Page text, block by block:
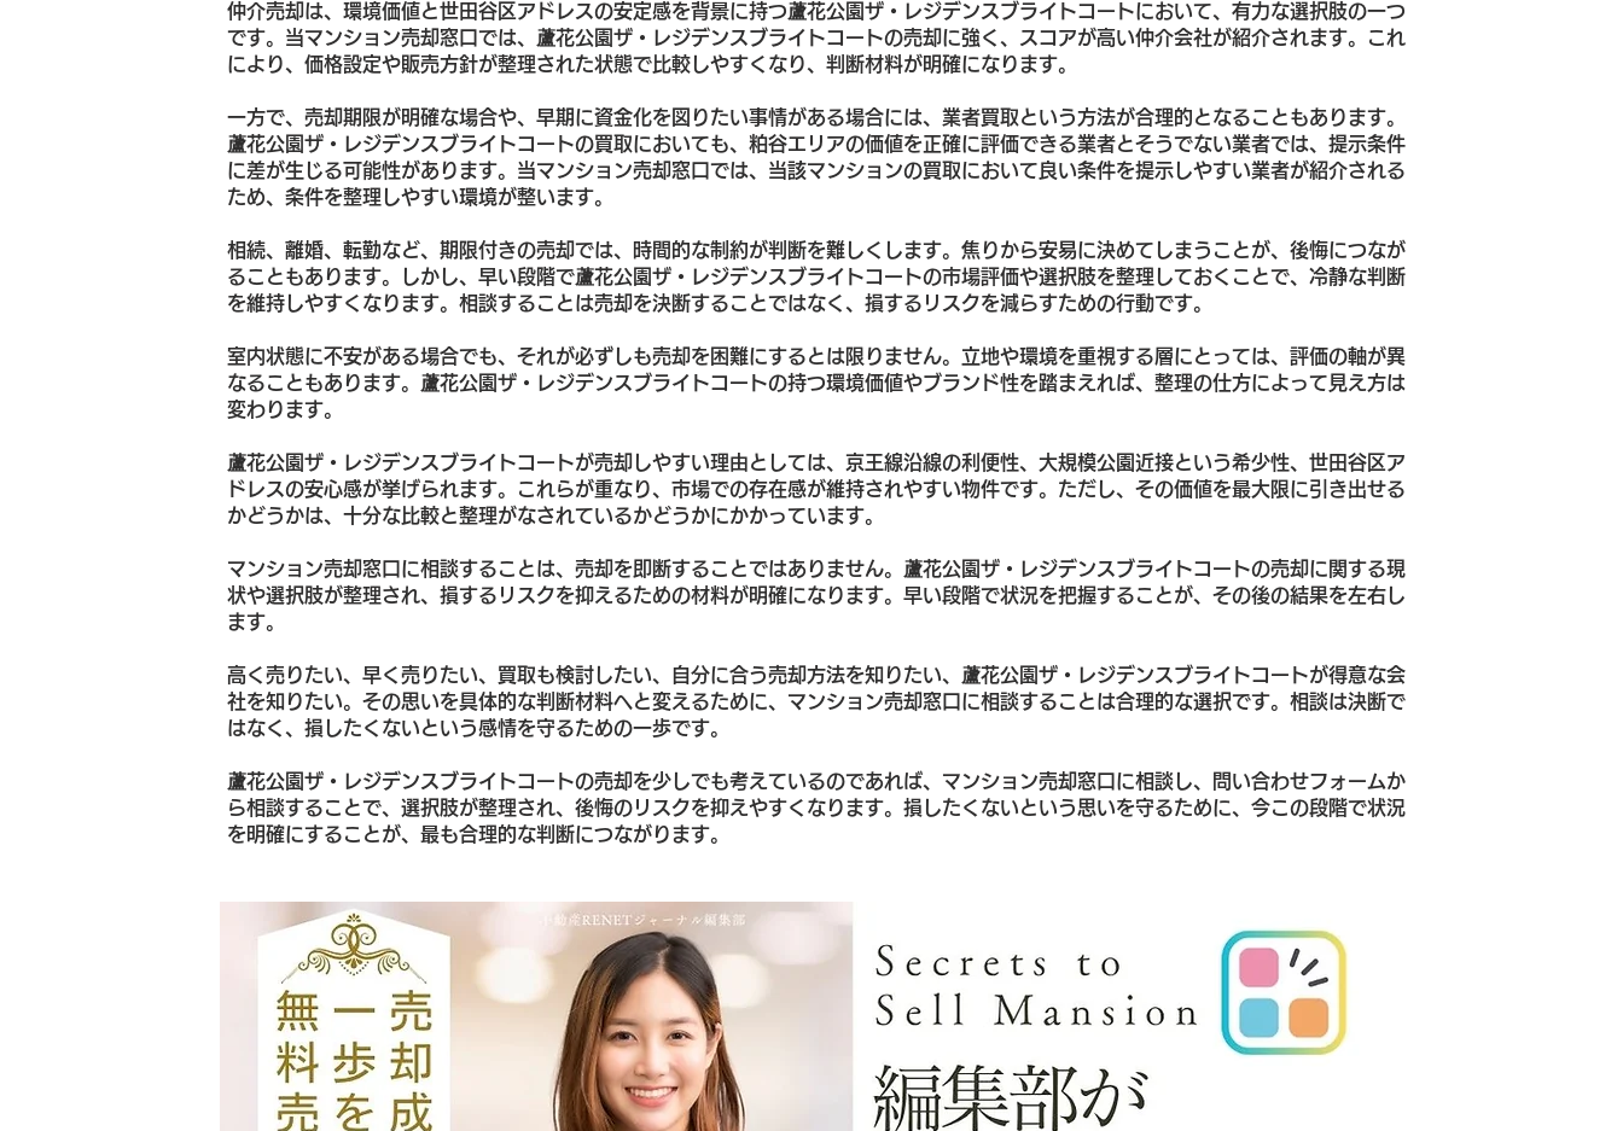
仲介売却は、環境価値と世田谷区アドレスの安定感を背景に持つ蘆花公園ザ・レジデンスブライトコートにおいて、有力な選択肢の一つ
です。当マンション売却窓口では、蘆花公園ザ・レジデンスブライトコートの売却に強く、スコアが高い仲介会社が紹介されます。これ
により、価格設定や販売方針が整理された状態で比較しやすくなり、判断材料が明確になります。
一方で、売却期限が明確な場合や、早期に資金化を図りたい事情がある場合には、業者買取という方法が合理的となることもあります。
蘆花公園ザ・レジデンスブライトコートの買取においても、粕谷エリアの価値を正確に評価できる業者とそうでない業者では、提示条件
に差が生じる可能性があります。当マンション売却窓口では、当該マンションの買取において良い条件を提示しやすい業者が紹介される
ため、条件を整理しやすい環境が整います。
相続、離婚、転勤など、期限付きの売却では、時間的な制約が判断を難しくします。焦りから安易に決めてしまうことが、後悔につなが
ることもあります。しかし、早い段階で蘆花公園ザ・レジデンスブライトコートの市場評価や選択肢を整理しておくことで、冷静な判断
を維持しやすくなります。相談することは売却を決断することではなく、損するリスクを減らすための行動です。
室内状態に不安がある場合でも、それが必ずしも売却を困難にするとは限りません。立地や環境を重視する層にとっては、評価の軸が異
なることもあります。蘆花公園ザ・レジデンスブライトコートの持つ環境価値やブランド性を踏まえれば、整理の仕方によって見え方は
変わります。
蘆花公園ザ・レジデンスブライトコートが売却しやすい理由としては、京王線沿線の利便性、大規模公園近接という希少性、世田谷区ア
ドレスの安心感が挙げられます。これらが重なり、市場での存在感が維持されやすい物件です。ただし、その価値を最大限に引き出せる
かどうかは、十分な比較と整理がなされているかどうかにかかっています。
マンション売却窓口に相談することは、売却を即断することではありません。蘆花公園ザ・レジデンスブライトコートの売却に関する現
状や選択肢が整理され、損するリスクを抑えるための材料が明確になります。早い段階で状況を把握することが、その後の結果を左右し
ます。
高く売りたい、早く売りたい、買取も検討したい、自分に合う売却方法を知りたい、蘆花公園ザ・レジデンスブライトコートが得意な会
社を知りたい。その思いを具体的な判断材料へと変えるために、マンション売却窓口に相談することは合理的な選択です。相談は決断で
はなく、損したくないという感情を守るための一歩です。
蘆花公園ザ・レジデンスブライトコートの売却を少しでも考えているのであれば、マンション売却窓口に相談し、問い合わせフォームか
ら相談することで、選択肢が整理され、後悔のリスクを抑えやすくなります。損したくないという思いを守るために、今この段階で状況
を明確にすることが、最も合理的な判断につながります。